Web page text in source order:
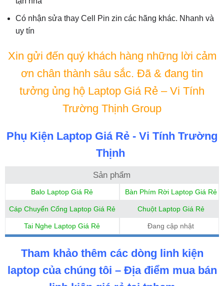
Có nhận sửa thay Cell Pin zin các hãng khác. Nhanh và
uy tín
Xin gửi đến quý khách hàng những lời cảm
ơn chân thành sâu sắc. Đã & đang tin
tưởng ủng hộ Laptop Giá Rẻ – Vi Tính
Trường Thịnh Group
Phụ Kiện Laptop Giá Rẻ - Vi Tính Trường
Thịnh
Sản phẩm
Balo Laptop Giá Rẻ Bàn Phím Rời Laptop Giá Rẻ
Cáp Chuyển Cổng Laptop Giá Rẻ Chuột Laptop Giá Rẻ
Tai Nghe Laptop Giá Rẻ Đang cập nhật
Tham khảo thêm các dòng linh kiện
laptop của chúng tôi – Địa điểm mua bán